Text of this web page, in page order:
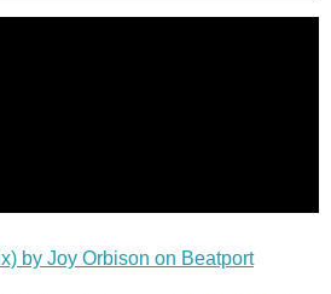
by Joy Orbison on Beatport